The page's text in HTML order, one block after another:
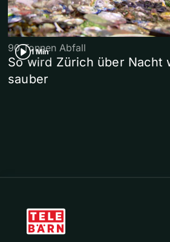
1 Min
90 Tonnen Abfall
So wird Zürich über Nacht
sauber